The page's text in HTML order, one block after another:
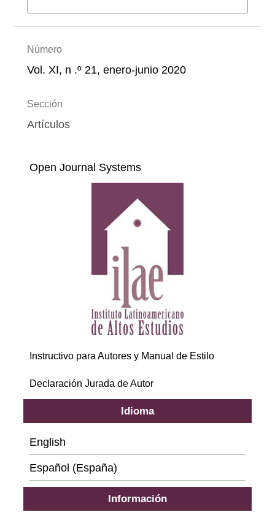
Número
Vol. XI, n .º 21, enero-junio 2020
Sección
Artículos
Open Journal Systems
Instructivo para Autores y Manual de Estilo
Declaración Jurada de Autor
Idioma
English
Español (España)
Información